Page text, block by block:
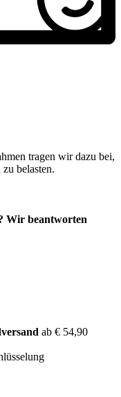
tragen wir dazu bei,
belasten.
Wir beantworten
ab € 54,90